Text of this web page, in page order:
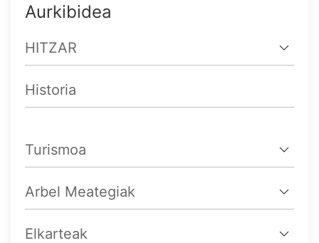
Aurkibidea
HITZAR
Historia
Turismoa
Arbel Meategiak
Elkarteak